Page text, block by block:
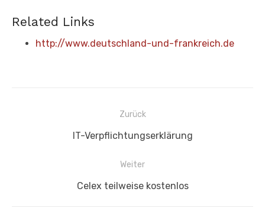
Related Links
http://www.deutschland-und-frankreich.de
Beitragsnavigation
Zurück
Vorheriger
IT-Verpflichtungserklärung
Weiter
Nächster
Celex teilweise kostenlos